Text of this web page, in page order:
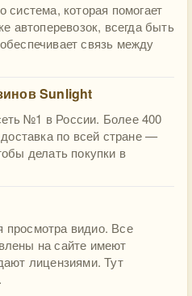
которая помогает
автоперевозок, всегда быть
связь между
Sunlight
№1 в России. Более 400
по всей стране —
делать покупки в
просмотра видио. Все
на сайте имеют
лицензиями. Тут